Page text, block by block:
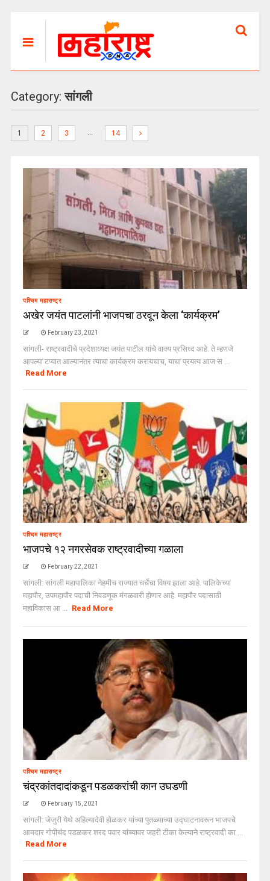
Category:सांगली
1 2 3 … 14
पश्चिम महाराष्ट्र
अखेर जयंत पाटलांनी भाजपचा ठरवून केला ‘कार्यक्रम’
February 23, 2021
सांगली- राष्ट्रवादीचे प्रदेशाध्यक्ष जयंत पाटील यांचे वाक्य प्रसिध्द आहे. ते म्हणजे
आपल्या टप्यात आल्यानंतर त्याचा कार्यक्रम करायचाच, याचा प्रयत्य आज स ...
Read More
पश्चिम महाराष्ट्र
भाजपचे १२ नगरसेवक राष्ट्रवादीच्या गळाला
February 22, 2021
सांगली: सांगली महापालिका नेहमीच राज्यात चर्चेचा विषय झाला आहे. पालिकेच्या
महापौर, उपमहापौर पदाची निवडणूक मंगळवारी होणार आहे. महापौर पदासाठी
महाविकास आ ... Read More
पश्चिम महाराष्ट्र
चंद्रकांतदादांकडून पडळकरांची कान उघडणी
February 15, 2021
सांगली: जेजुरी येथे अहिल्यादेवी होळकर यांच्या पुतळ्याच्या उद्घाटनावरून भाजपचे
आमदार गोपीचंद पडळकर शरद पवार यांच्यावर जहरी टीका केल्याने राष्ट्रवादी का ...
Read More